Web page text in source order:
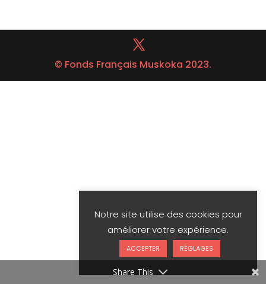
© Fonds Français Muskoka 2023.
Notre site utilise des cookies pour
améliorer votre expérience.
ACCEPTER RÉGLAGES
Share This